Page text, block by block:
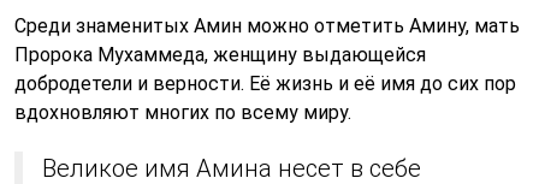
Среди знаменитых Амин можно отметить Амину, мать
Пророка Мухаммеда, женщину выдающейся
добродетели и верности. Её жизнь и её имя до сих пор
вдохновляют многих по всему миру.
Великое имя Амина несет в себе